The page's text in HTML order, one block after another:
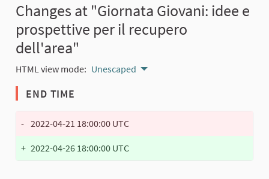
Changes at "Giornata Giovani: idee e
prospettive per il recupero
dell'area"
HTML view mode: Unescaped
END TIME
- 2022-04-21 18:00:00 UTC
+ 2022-04-26 18:00:00 UTC